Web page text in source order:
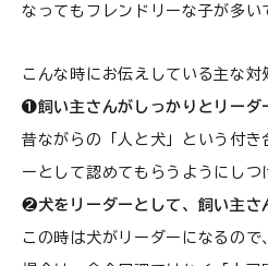
なってもフレンドリーな子が多い
こんな時にお伝えしている主な対
❶飼い主さんがしっかりとリーダ
昔ながらの「人と犬」という付き
ーとして認めてもらうようにしつ
❷犬をリーダーとして、飼い主さ
この時は犬がリーダーになるの